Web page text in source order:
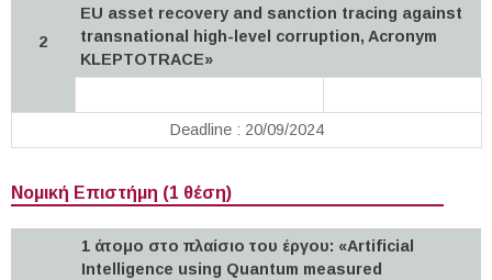
2
EU asset recovery and sanction tracing against
transnational high-level corruption, Acronym
KLEPTOTRACE»
Deadline : 20/09/2024
Νομική Επιστήμη (1 θέση)
1 άτομο στο πλαίσιο του έργου: «Artificial
Intelligence using Quantum measured